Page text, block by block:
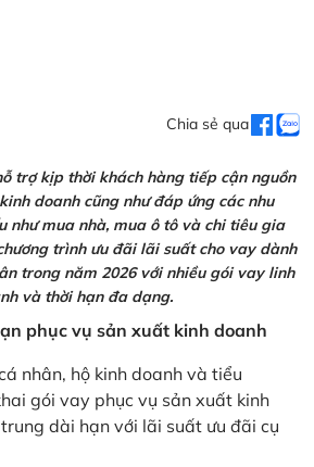
Chia sẻ qua
trợ kịp thời khách hàng tiếp cận nguồn
doanh cũng như đáp ứng các nhu
như mua nhà, mua ô tô và chi tiêu gia
trình ưu đãi lãi suất cho vay dành
trong năm 2026 với nhiều gói vay linh
và thời hạn đa dạng.
phục vụ sản xuất kinh doanh
nhân, hộ kinh doanh và tiểu
gói vay phục vụ sản xuất kinh
dài hạn với lãi suất ưu đãi cụ